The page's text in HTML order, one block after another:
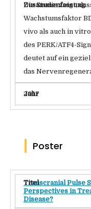
Die Studie zeigt,
Wachstumsfaktor
vivo als auch in
des PERK/ATF4-
deutet auf ein
das
2017
Poster
Transcranial Pulse
Perspectives in
Disease?